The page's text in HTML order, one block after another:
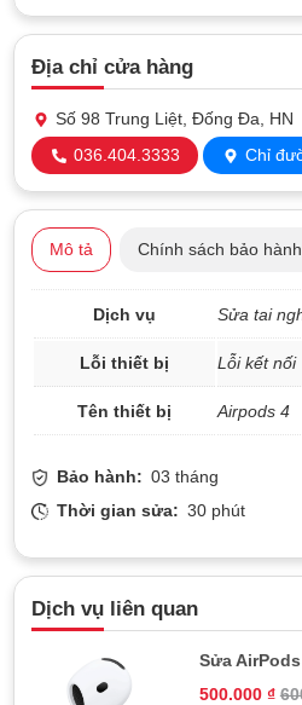
Địa chỉ cửa hàng
Số 98 Trung Liệt, Đống Đa, HN
036.404.3333
Chỉ
Mô tả Chính sách bảo hành
Dịch vụ Sửa tai
Lỗi thiết bị Lỗi kết nối
Tên thiết bị Airpods 4
Bảo hành: 03 tháng
Thời gian sửa: 30 phút
Dịch vụ liên quan
Sửa
500.000 ₫